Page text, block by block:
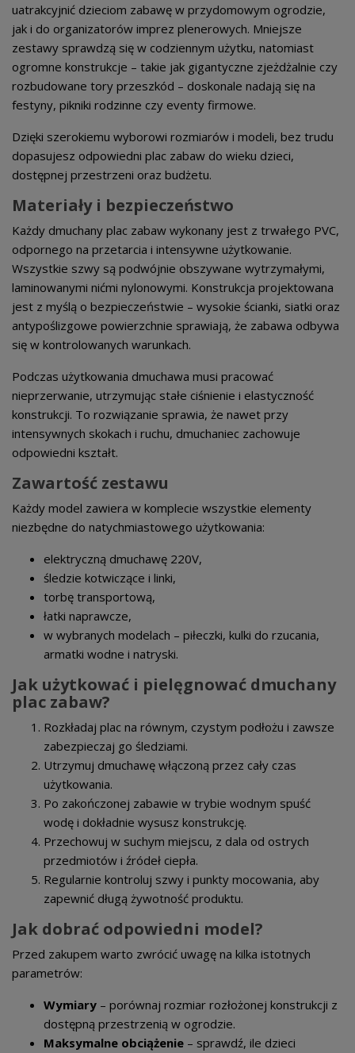
uatrakcyjnić dzieciom zabawę w przydomowym ogrodzie,
jak i do organizatorów imprez plenerowych. Mniejsze
zestawy sprawdzą się w codziennym użytku, natomiast
ogromne konstrukcje – takie jak gigantyczne zjeżdżalnie czy
rozbudowane tory przeszkód – doskonale nadają się na
festyny, pikniki rodzinne czy eventy firmowe.
Dzięki szerokiemu wyborowi rozmiarów i modeli, bez trudu
dopasujesz odpowiedni plac zabaw do wieku dzieci,
dostępnej przestrzeni oraz budżetu.
Materiały i bezpieczeństwo
Każdy dmuchany plac zabaw wykonany jest z trwałego PVC,
odpornego na przetarcia i intensywne użytkowanie.
Wszystkie szwy są podwójnie obszywane wytrzymałymi,
laminowanymi nićmi nylonowymi. Konstrukcja projektowana
jest z myślą o bezpieczeństwie – wysokie ścianki, siatki oraz
antypoślizgowe powierzchnie sprawiają, że zabawa odbywa
się w kontrolowanych warunkach.
Podczas użytkowania dmuchawa musi pracować
nieprzerwanie, utrzymując stałe ciśnienie i elastyczność
konstrukcji. To rozwiązanie sprawia, że nawet przy
intensywnych skokach i ruchu, dmuchaniec zachowuje
odpowiedni kształt.
Zawartość zestawu
Każdy model zawiera w komplecie wszystkie elementy
niezbędne do natychmiastowego użytkowania:
elektryczną dmuchawę 220V,
śledzie kotwiczące i linki,
torbę transportową,
łatki naprawcze,
w wybranych modelach – piłeczki, kulki do rzucania,
armatki wodne i natryski.
Jak użytkować i pielęgnować dmuchany
plac zabaw?
Rozkładaj plac na równym, czystym podłożu i zawsze
zabezpieczaj go śledziami.
Utrzymuj dmuchawę włączoną przez cały czas
użytkowania.
Po zakończonej zabawie w trybie wodnym spuść
wodę i dokładnie wysusz konstrukcję.
Przechowuj w suchym miejscu, z dala od ostrych
przedmiotów i źródeł ciepła.
Regularnie kontroluj szwy i punkty mocowania, aby
zapewnić długą żywotność produktu.
Jak dobrać odpowiedni model?
Przed zakupem warto zwrócić uwagę na kilka istotnych
parametrów:
Wymiary – porównaj rozmiar rozłożonej konstrukcji z
dostępną przestrzenią w ogrodzie.
Maksymalne obciążenie – sprawdź, ile dzieci